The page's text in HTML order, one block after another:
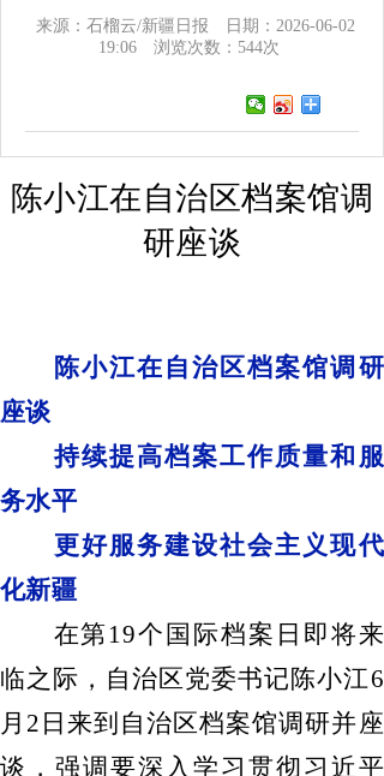
来源：石榴云/新疆日报
日期：2026-06-02
19:06
浏览次数： 544次
陈小江在自治区档案馆调
研座谈
陈小江在自治区档案馆调研
座谈
持续提高档案工作质量和服
务水平
更好服务建设社会主义现代
化新疆
在第 19个国际档案日即将来
临之际，自治区党委书记陈小江6
月 2 日来到自治区档案馆调研并座
谈，强调要深入学习贯彻习近平